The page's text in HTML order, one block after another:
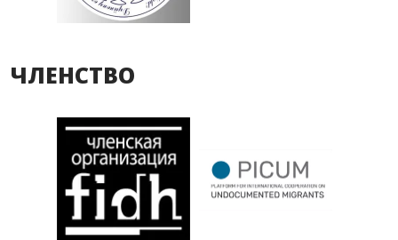
ЧЛЕНСТВО